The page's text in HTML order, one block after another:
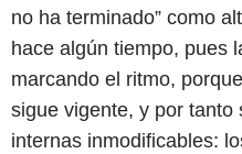
no ha terminado” como
hace algún tiempo, pues
marcando el ritmo,
sigue vigente, y por tanto
internas inmodificables: